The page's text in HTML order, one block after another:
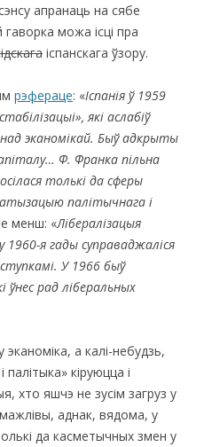
апранаць на сябе
гаворка можа ісці пра
іспанскага ўзору.
рэфераце: «Іспанія ў 1959
які аслабіў
эканомікай. Быў адкрыты
Ф. Франка пільна
толькі да сферы
палітычнага і
менш: «Лібералізацыя
1960-я гады суправаджаліся
У 1966 быў
ўнес рад ліберальных
эканоміка, а калі-небудзь,
кіруюцца і
хто яшчэ не зусім загруз у
аднак, вядома, у
да касметычных змен у